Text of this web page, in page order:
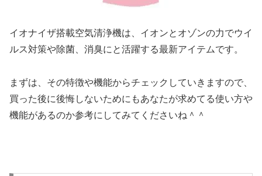
イオナイザ搭載空気清浄機は、イオンとオゾンの力でウイ
ルス対策や除菌、消臭にと活躍する最新アイテムです。
まずは、その特徴や機能からチェックしていきますので、
買った後に後悔しないためにもあなたが求めてる使い方や
機能があるのか参考にしてみてくださいね＾＾